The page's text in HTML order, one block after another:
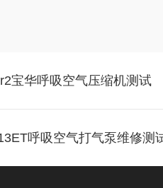
宝华呼吸空气压缩机测试
呼吸空气打气泵维修测